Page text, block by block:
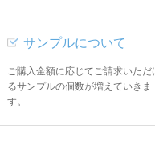
サンプルについて
ご購入金額に応じてご請求いただ
るサンプルの個数が増えていきま
す。